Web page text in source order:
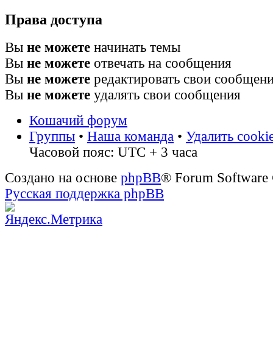
Права доступа
Вы не можете начинать темы
Вы не можете отвечать на сообщения
Вы не можете редактировать свои
Вы не можете удалять свои сообщения
Кошачий форум
Группы • Наша команда • Удалить
Часовой пояс: UTC + 3 часа
Создано на основе phpBB® Forum
Русская поддержка phpBB